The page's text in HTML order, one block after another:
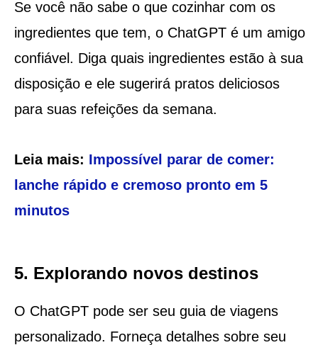
Se você não sabe o que cozinhar com os
ingredientes que tem, o ChatGPT é um amigo
confiável. Diga quais ingredientes estão à sua
disposição e ele sugerirá pratos deliciosos
para suas refeições da semana.
Leia mais: Impossível parar de comer:
lanche rápido e cremoso pronto em 5
minutos
5. Explorando novos destinos
O ChatGPT pode ser seu guia de viagens
personalizado. Forneça detalhes sobre seu